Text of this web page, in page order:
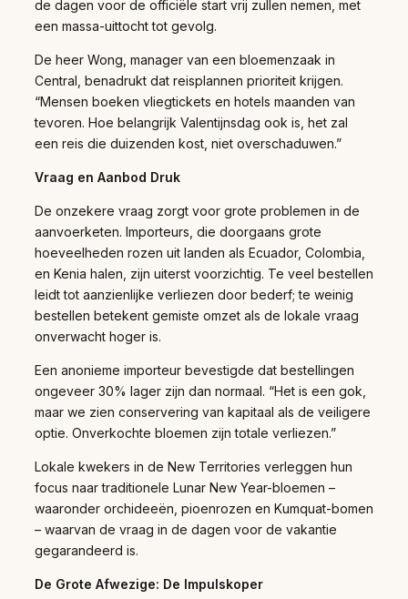
de dagen voor de officiële start vrij zullen nemen, met
een massa-uittocht tot gevolg.
De heer Wong, manager van een bloemenzaak in
Central, benadrukt dat reisplannen prioriteit krijgen.
“Mensen boeken vliegtickets en hotels maanden van
tevoren. Hoe belangrijk Valentijnsdag ook is, het zal
een reis die duizenden kost, niet overschaduwen.”
Vraag en Aanbod Druk
De onzekere vraag zorgt voor grote problemen in de
aanvoerketen. Importeurs, die doorgaans grote
hoeveelheden rozen uit landen als Ecuador, Colombia,
en Kenia halen, zijn uiterst voorzichtig. Te veel bestellen
leidt tot aanzienlijke verliezen door bederf; te weinig
bestellen betekent gemiste omzet als de lokale vraag
onverwacht hoger is.
Een anonieme importeur bevestigde dat bestellingen
ongeveer 30% lager zijn dan normaal. “Het is een gok,
maar we zien conservering van kapitaal als de veiligere
optie. Onverkochte bloemen zijn totale verliezen.”
Lokale kwekers in de New Territories verleggen hun
focus naar traditionele Lunar New Year-bloemen –
waaronder orchideeën, pioenrozen en Kumquat-bomen
– waarvan de vraag in de dagen voor de vakantie
gegarandeerd is.
De Grote Afwezige: De Impulskoper